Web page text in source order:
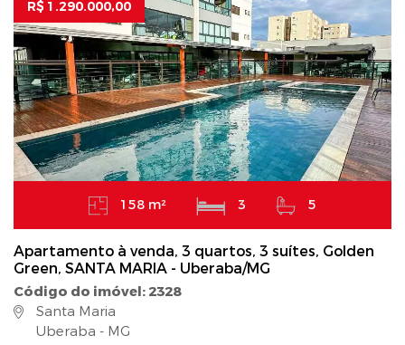
R$ 1.290.000,00
158 m² 3 5
Apartamento à venda, 3 quartos, 3 suítes, Golden
Green, SANTA MARIA - Uberaba/MG
Código do imóvel: 2328
Santa Maria
Uberaba - MG